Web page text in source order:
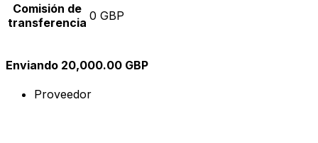
Comisión de
transferencia 0 GBP
Enviando 20,000.00 GBP
Proveedor